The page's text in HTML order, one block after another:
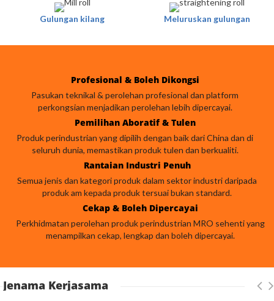
Gulungan kilang Meluruskan gulungan
Profesional & Boleh Dikongsi
Pasukan teknikal & perolehan profesional dan platform
perkongsian menjadikan perolehan lebih dipercayai.
Pemilihan Aboratif & Tulen
Produk perindustrian yang dipilih dengan baik dari China dan di
seluruh dunia, memastikan produk tulen dan berkualiti.
Rantaian Industri Penuh
Semua jenis dan kategori produk dalam sektor industri daripada
produk am kepada produk tersuai bukan standard.
Cekap & Boleh Dipercayai
Perkhidmatan perolehan produk perindustrian MRO sehenti yang
menampilkan cekap, lengkap dan boleh dipercayai.
Jenama Kerjasama